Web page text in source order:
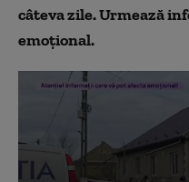
câteva zile.Urmează
emoțional.